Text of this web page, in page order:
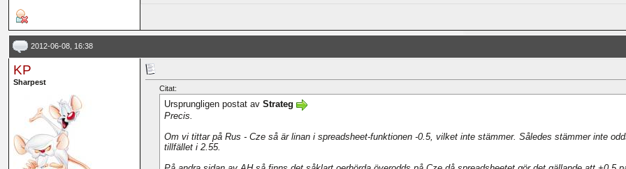
2012-06-08, 16:38
KP
Sharpest
Citat:
Ursprungligen postat av Strateg
Precis.
Om vi tittar på Rus - Cze så är linan i spreadsheet-funktionen -0.5, vilket inte stämmer. Således stämmer inte
tillfället i 2.55.